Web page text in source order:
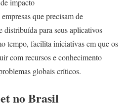
impacto
que precisam de
distribuída para seus aplicativos
tempo, facilita iniciativas em que os
com recursos e conhecimento
globais críticos.
no Brasil